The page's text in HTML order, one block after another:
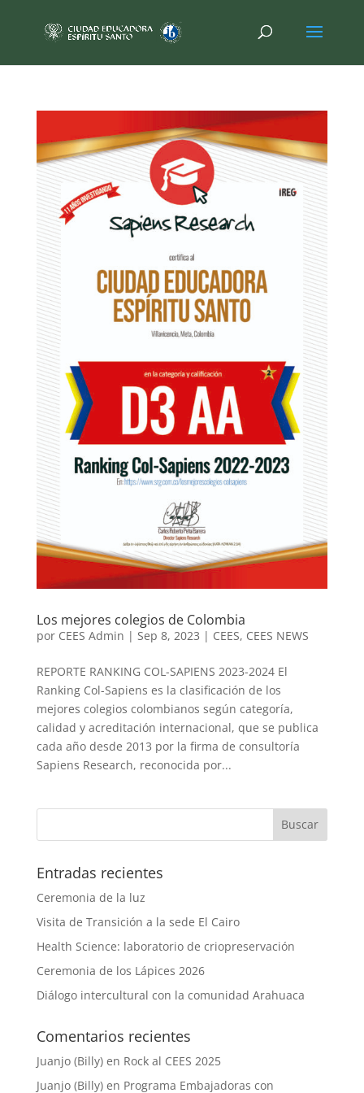
Los mejores colegios de Colombia
por CEES Admin | Sep 8, 2023 | CEES, CEES NEWS
REPORTE RANKING COL-SAPIENS 2023-2024 El
Ranking Col-Sapiens es la clasificación de los
mejores colegios colombianos según categoría,
calidad y acreditación internacional, que se publica
cada año desde 2013 por la firma de consultoría
Sapiens Research, reconocida por...
Entradas recientes
Ceremonia de la luz
Visita de Transición a la sede El Cairo
Health Science: laboratorio de criopreservación
Ceremonia de los Lápices 2026
Diálogo intercultural con la comunidad Arahuaca
Comentarios recientes
Juanjo (Billy)en Rock al CEES 2025
Juanjo (Billy)en Programa Embajadoras con